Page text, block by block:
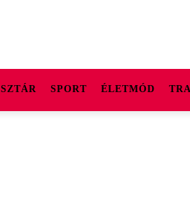
SZTÁR SPORT ÉLETMÓD